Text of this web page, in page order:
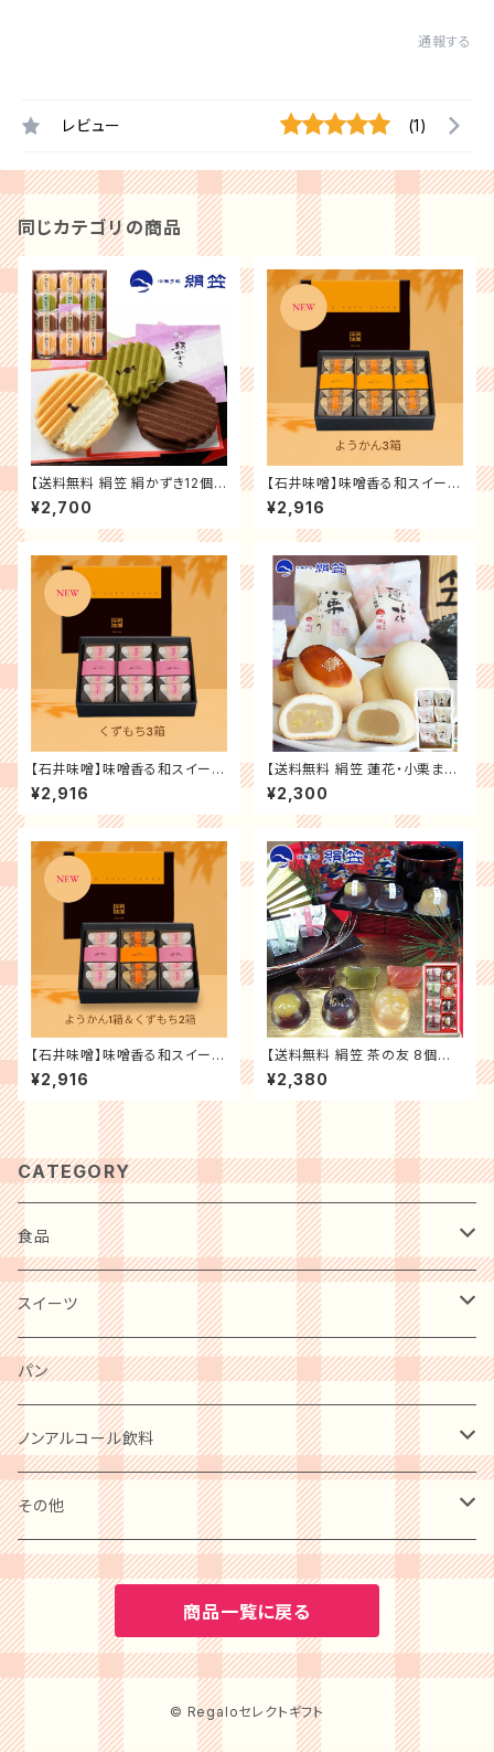
通報する
レビュー (1)
同じカテゴリの商品
【送料無料 絹笠 絹かずき12個
入】大阪土産 大阪銘菓「全国菓
子大博覧会受賞店 御菓子處」大
阪有名御菓子店 老舗の味 和菓
¥2,700
【石井味噌】味噌香る和スイーツ
の詰合せ（ようかん３箱セット）
送料無料 記念日 誕生日プレゼ
ント お祝い 贈り物 お礼 ス ギフ
¥2,916
【石井味噌】味噌香る和スイーツ
の詰合せ（くずもち３箱セット）
送料無料 記念日 誕生日プレゼ
ント お祝い 贈り物 お礼 ス ギフ
¥2,916
【送料無料 絹笠 蓮花・小栗まん
じゅう 6個入】大阪土産・大阪銘
菓「全国菓子大博覧会受賞店 御
菓子處」老舗の味 門真銘菓 和
¥2,300
【石井味噌】味噌香る和スイーツ
の詰合せ（ようかん１箱＆くずも
ち２箱セット） 送料無料 記念日
誕生日プレゼント お祝い 贈り物
お礼 ス ギフト プレゼント
¥2,916
【送料無料 絹笠 茶の友 8個入】
大阪土産 大阪銘菓「全国菓子大
博覧会受賞店 御菓子處」老舗の
味 和菓子 羊羹 ようかん 進物
大阪 お土産
¥2,380
CATEGORY
食品
肉・肉加工品
惣菜・レトルト・冷凍
麺類
卵・チーズ・乳製品
水産物・水産加工品
缶詰・瓶詰
調味料
スイーツ
洋菓子
ケーキ
クッキー
プリン
アイスクリーム
ゼリー・ジュレ・コンポート
和菓子
パン
ノンアルコール飲料
ビール
ワイン
水・ソフトドリンク
その他
BOOK
カタログギフト
商品一覧に戻る
© Regaloセレクトギフト